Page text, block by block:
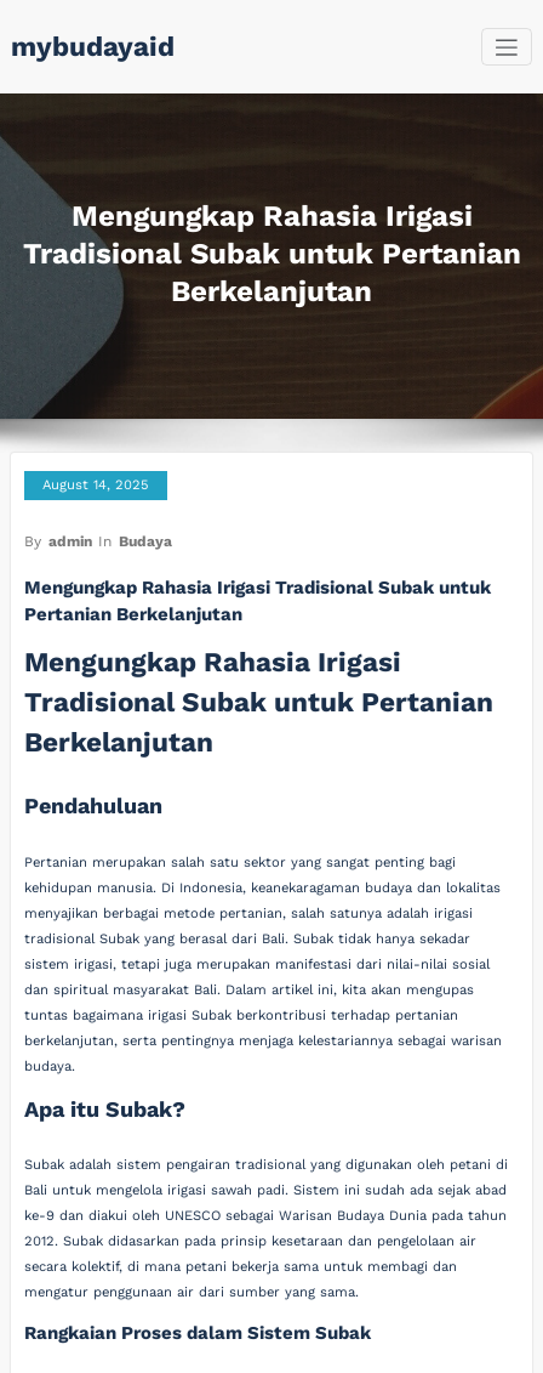
to
content
mybudayaid
Mengungkap Rahasia Irigasi
Tradisional Subak untuk Pertanian
Berkelanjutan
August 14, 2025
By admin In Budaya
Mengungkap Rahasia Irigasi Tradisional Subak untuk
Pertanian Berkelanjutan
Mengungkap Rahasia Irigasi
Tradisional Subak untuk Pertanian
Berkelanjutan
Pendahuluan
Pertanian merupakan salah satu sektor yang sangat penting bagi
kehidupan manusia. Di Indonesia, keanekaragaman budaya dan lokalitas
menyajikan berbagai metode pertanian, salah satunya adalah irigasi
tradisional Subak yang berasal dari Bali. Subak tidak hanya sekadar
sistem irigasi, tetapi juga merupakan manifestasi dari nilai-nilai sosial
dan spiritual masyarakat Bali. Dalam artikel ini, kita akan mengupas
tuntas bagaimana irigasi Subak berkontribusi terhadap pertanian
berkelanjutan, serta pentingnya menjaga kelestariannya sebagai warisan
budaya.
Apa itu Subak?
Subak adalah sistem pengairan tradisional yang digunakan oleh petani di
Bali untuk mengelola irigasi sawah padi. Sistem ini sudah ada sejak abad
ke-9 dan diakui oleh UNESCO sebagai Warisan Budaya Dunia pada tahun
2012. Subak didasarkan pada prinsip kesetaraan dan pengelolaan air
secara kolektif, di mana petani bekerja sama untuk membagi dan
mengatur penggunaan air dari sumber yang sama.
Rangkaian Proses dalam Sistem Subak